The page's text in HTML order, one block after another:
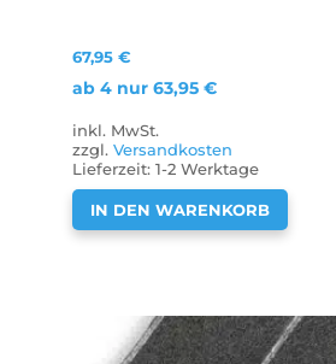
67,95 €
ab 4 nur 63,95 €
inkl. MwSt.
zzgl. Versandkosten
Lieferzeit: 1-2 Werktage
IN DEN WARENKORB